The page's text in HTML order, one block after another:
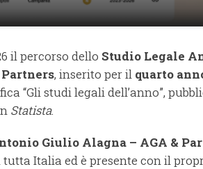
il percorso dello Studio Legale
, inserito per il quarto
“Gli studi legali dell’anno”,
Statista.
Giulio Alagna – AGA &
Italia ed è presente con il